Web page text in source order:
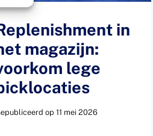
in
magazijn:
lege
op 11 mei 2026